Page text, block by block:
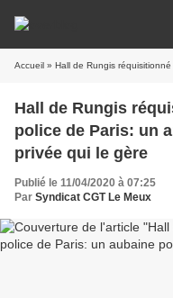
Accueil » Hall de Rungis réquisitionné par le
Hall de Rungis
police de Paris: un
privée qui le gère
Publié le 11/04/2020 à 07:25
Par Syndicat CGT Le Meux